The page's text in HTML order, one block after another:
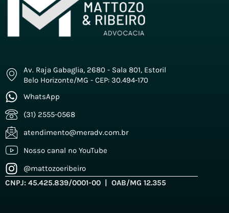
Av. Raja Gabaglia, 2680 - Sala 801, Estoril
Belo Horizonte/MG - CEP: 30.494-170
WhatsApp
(31) 2555-0568
atendimento@meradv.com.br
Nosso canal no YouTube
@mattozoeribeiro
CNPJ: 45.425.839/0001-00 | OAB/MG 12.355